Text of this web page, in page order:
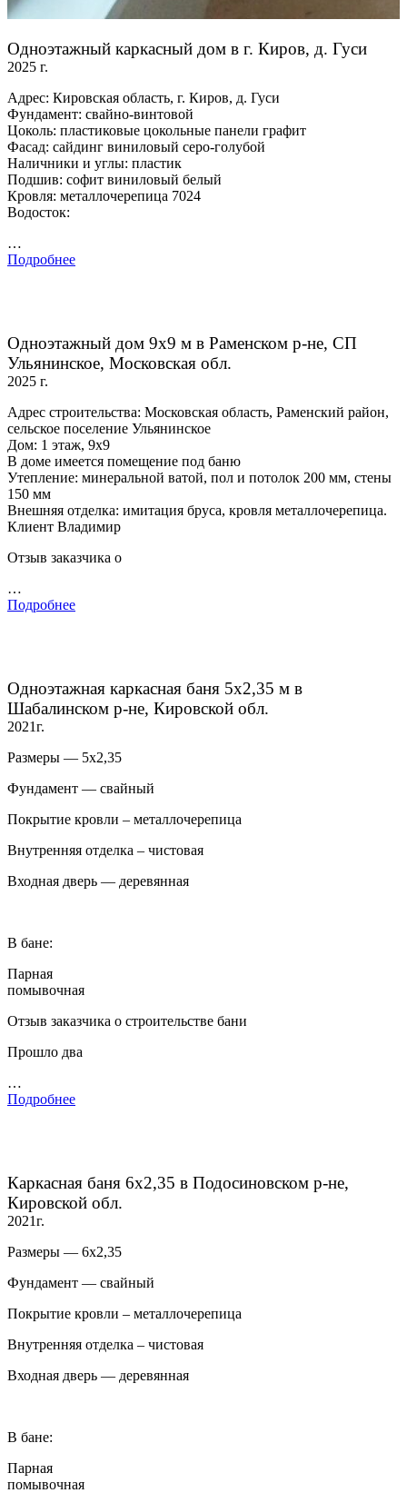
Одноэтажный каркасный дом в г. Киров, д. Гуси
2025 г.
Адрес: Кировская область, г. Киров, д. Гуси
Фундамент: свайно-винтовой
Цоколь: пластиковые цокольные панели графит
Фасад: сайдинг виниловый серо-голубой
Наличники и углы: пластик
Подшив: софит виниловый белый
Кровля: металлочерепица 7024
Водосток:
…
Подробнее
Одноэтажный дом 9х9 м в Раменском р-не, СП
Ульянинское, Московская обл.
2025 г.
Адрес строительства: Московская область, Раменский район,
сельское поселение Ульянинское
Дом: 1 этаж, 9х9
В доме имеется помещение под баню
Утепление: минеральной ватой, пол и потолок 200 мм, стены
150 мм
Внешняя отделка: имитация бруса, кровля металлочерепица.
Клиент Владимир
Отзыв заказчика о
…
Подробнее
Одноэтажная каркасная баня 5х2,35 м в
Шабалинском р-не, Кировской обл.
2021г.
Размеры — 5х2,35
Фундамент — свайный
Покрытие кровли – металлочерепица
Внутренняя отделка – чистовая
Входная дверь — деревянная
В бане:
Парная
помывочная
Отзыв заказчика о строительстве бани
Прошло два
…
Подробнее
Каркасная баня 6х2,35 в Подосиновском р-не,
Кировской обл.
2021г.
Размеры — 6х2,35
Фундамент — свайный
Покрытие кровли – металлочерепица
Внутренняя отделка – чистовая
Входная дверь — деревянная
В бане:
Парная
помывочная